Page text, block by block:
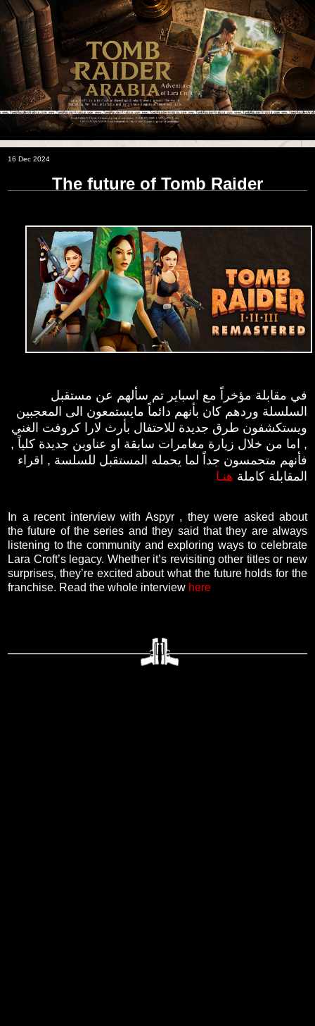
16 Dec 2024
The future of Tomb Raider
السلسلة وردهم كان بأنهم دائماً مايستمعون الى المعجبين
ويستكشفون طرق جديدة للاحتفال بأرث لارا كروفت الغني
, اما من خلال زيارة مغامرات سابقة او عناوين جديدة كلياً ,
فأنهم متحمسون جداً لما يحمله المستقبل للسلسة , اقراء
المقابلة كاملة هنـا
In a recent interview with Aspyr , they were asked about
the future of the series and they said that they are always
listening to the community and exploring ways to celebrate
Lara Croft’s legacy. Whether it’s revisiting other titles or new
surprises, they’re excited about what the future holds for the
franchise. Read the whole interview here